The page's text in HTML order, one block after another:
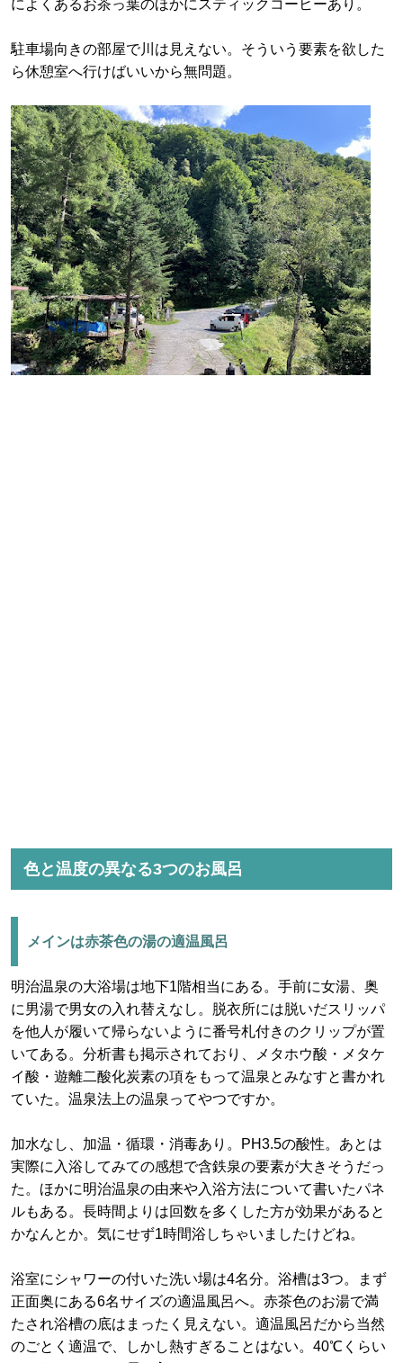
によくあるお茶っ葉のほかにスティックコーヒーあり。
駐車場向きの部屋で川は見えない。そういう要素を欲した
ら休憩室へ行けばいいから無問題。
色と温度の異なる3つのお風呂
メインは赤茶色の湯の適温風呂
明治温泉の大浴場は地下1階相当にある。手前に女湯、奥
に男湯で男女の入れ替えなし。脱衣所には脱いだスリッパ
を他人が履いて帰らないように番号札付きのクリップが置
いてある。分析書も掲示されており、メタホウ酸・メタケ
イ酸・遊離二酸化炭素の項をもって温泉とみなすと書かれ
ていた。温泉法上の温泉ってやつですか。
加水なし、加温・循環・消毒あり。PH3.5の酸性。あとは
実際に入浴してみての感想で含鉄泉の要素が大きそうだっ
た。ほかに明治温泉の由来や入浴方法について書いたパネ
ルもある。長時間よりは回数を多くした方が効果があると
かなんとか。気にせず1時間浴しちゃいましたけどね。
浴室にシャワーの付いた洗い場は4名分。浴槽は3つ。まず
正面奥にある6名サイズの適温風呂へ。赤茶色のお湯で満
たされ浴槽の底はまったく見えない。適温風呂だから当然
のごとく適温で、しかし熱すぎることはない。40℃くらい